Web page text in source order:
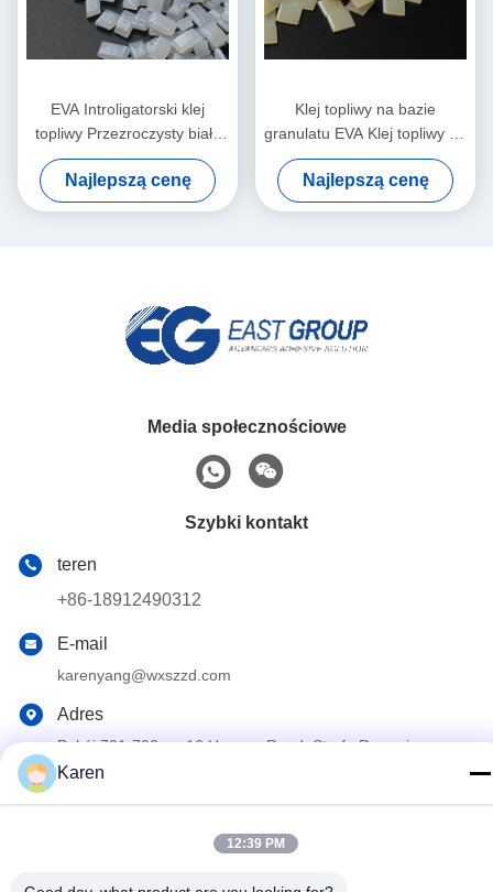
EVA Introligatorski klej
topliwy Przezroczysty biały
granulat granulki
Najlepszą cenę
Klej topliwy na bazie
granulatu EVA Klej topliwy na
bazie EVA do introligatorstwa
Najlepszą cenę
Media społecznościowe
Szybki kontakt
teren
+86-18912490312
E-mail
karenyang@wxszzd.com
Adres
Pokój 701-702, nr 16 Huayun Road, Strefa Rozwoju
Gospodarczego i Technologii, Wuxi
Polityka prywatności|Sitemap
Karen
12:39 PM